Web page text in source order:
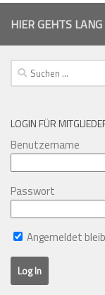
HIER GEHTS LANG
Suchen
nach:
LOGIN FÜR
Benutzername
Passwort
Angemeldet